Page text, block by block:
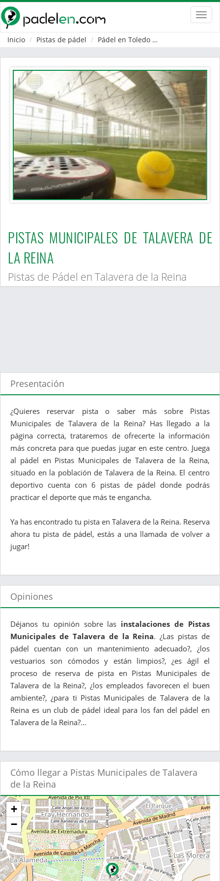
Inicio
Pistas de pádel Pádel en Toledo
PISTAS MUNICIPALES DE TALAVERA DE
LA REINA
Pistas de Pádel en Talavera de la Reina
Presentación
¿Quieres reservar pista o saber más sobre Pistas
Municipales de Talavera de la Reina? Has llegado a la
página correcta, trataremos de ofrecerte la información
más concreta para que puedas jugar en este centro. Juega
al pádel en Pistas Municipales de Talavera de la Reina,
situado en la población de Talavera de la Reina. El centro
deportivo cuenta con 6 pistas de pádel donde podrás
practicar el deporte que más te engancha.
Ya has encontrado tu pista en Talavera de la Reina. Reserva
ahora tu pista de pádel, estás a una llamada de volver a
jugar!
Opiniones
Déjanos tu opinión sobre las instalaciones de Pistas
Municipales de Talavera de la Reina. ¿Las pistas de
pádel cuentan con un mantenimiento adecuado?, ¿los
vestuarios son cómodos y están limpios?, ¿es ágil el
proceso de reserva de pista en Pistas Municipales de
Talavera de la Reina?, ¿los empleados favorecen el buen
ambiente?, ¿para ti Pistas Municipales de Talavera de la
Reina es un club de pádel ideal para los fan del pádel en
Talavera de la Reina?...
Cómo llegar a Pistas Municipales de Talavera
de la Reina
+
−